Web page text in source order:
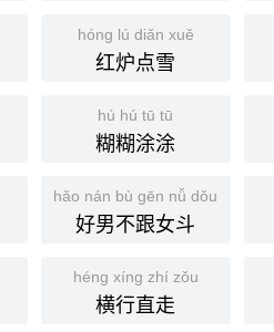
hóng lú diǎn xuě
红炉点雪
hú hú tū tū
糊糊涂涂
hǎo nán bù gēn nǚ dǒu
好男不跟女斗
héng xíng zhí zǒu
横行直走